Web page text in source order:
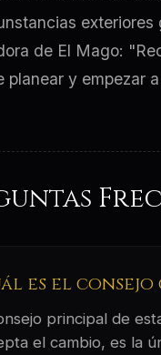
de El Mago:
planear y empezar
es el
principal de
el cambio, es la